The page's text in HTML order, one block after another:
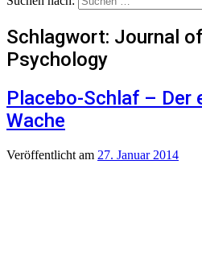
Schlagwort: Journal
Psychology
Placebo-Schlaf – Der
Wache
Veröffentlicht am 27. Januar 2014